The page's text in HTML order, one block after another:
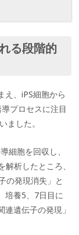
る段階的
え、iPS細胞から
プロセスに注目
ました。
細胞を回収し、
析したところ、
の発現消失」と
培養5、7日目に
遺伝子の発現」